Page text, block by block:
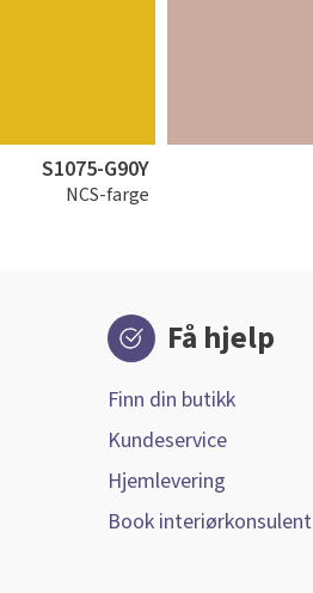
S1075-G90Y
NCS-farge
Få hjelp
Finn din butikk
Kundeservice
Hjemlevering
Book interiørkonsulent